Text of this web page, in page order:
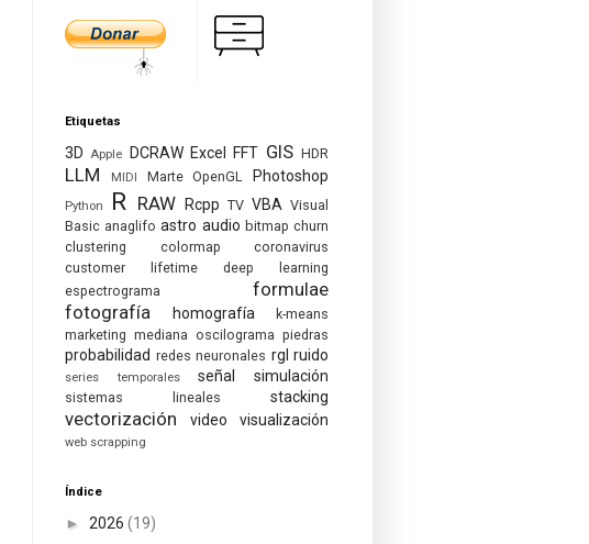
Etiquetas
3D Apple DCRAW Excel FFT GIS HDR
LLM MIDI Marte OpenGL Photoshop
Python R RAW Rcpp TV VBA Visual
Basic anaglifo astro audio bitmap churn
clustering
colormap
coronavirus
customer lifetime
deep learning
espectrograma
formulae
fotografía
homografía
k-means
marketing mediana oscilograma piedras
probabilidad redes neuronales rgl ruido
series temporales señal simulación
sistemas lineales stacking
vectorización video visualización
web scrapping
Índice
► 2026 (19)